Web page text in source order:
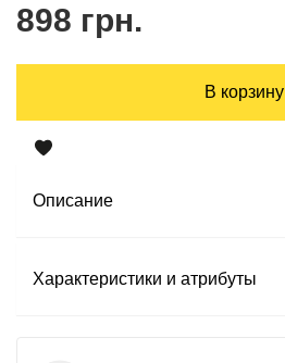
898 грн.
В корзину
Описание
Характеристики и атрибуты